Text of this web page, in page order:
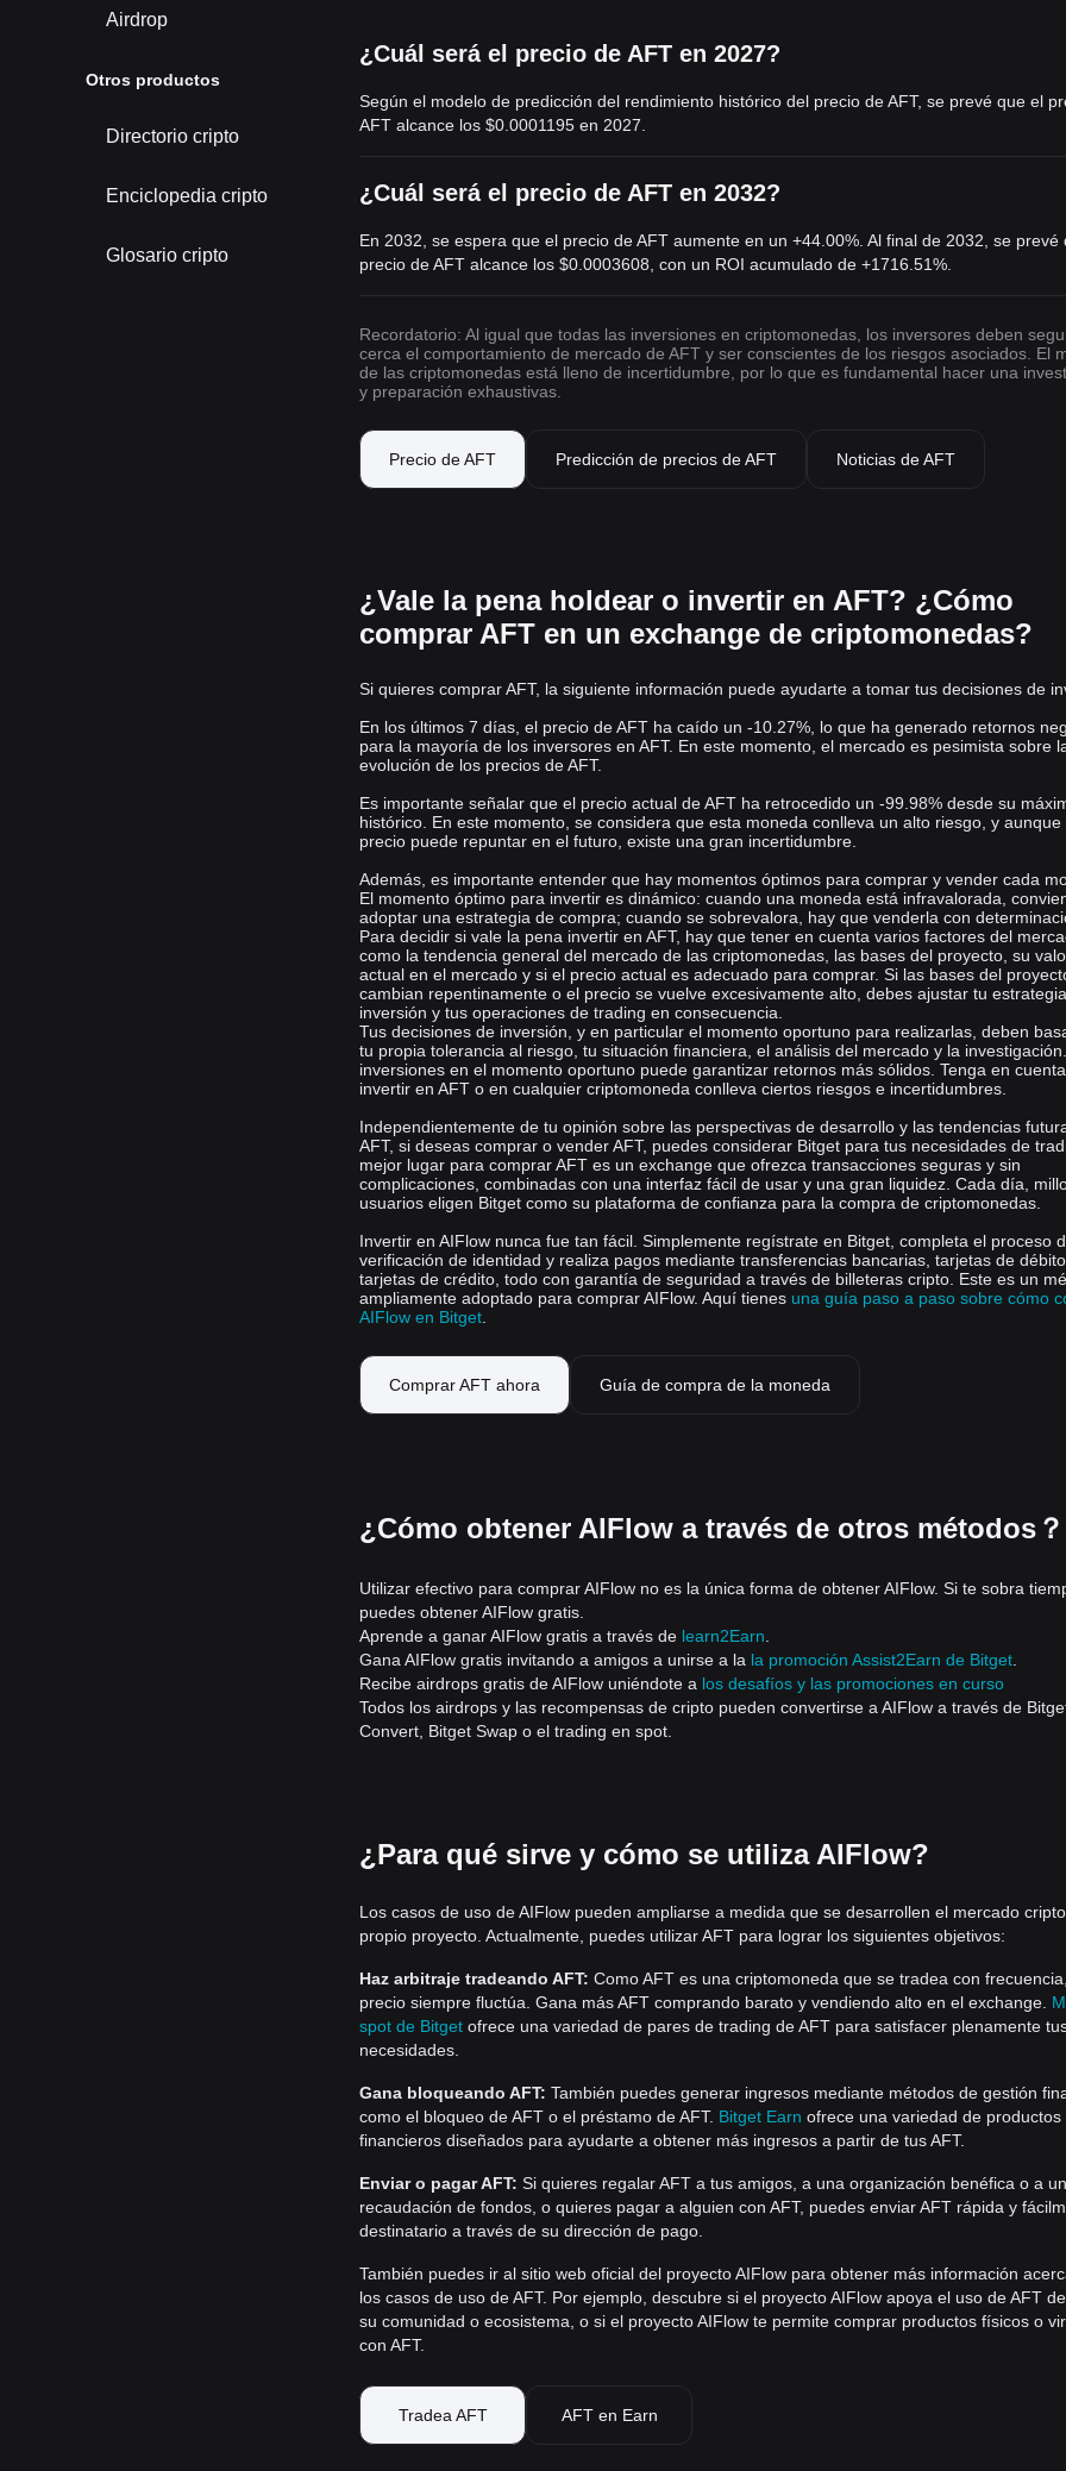
Airdrop
Otros productos
Directorio cripto
Enciclopedia cripto
Glosario cripto
¿Cuál será el precio de AFT en 2027?
Según el modelo de predicción del rendimiento histórico del precio de AFT, se prevé que el
AFT alcance los $0.0001195 en 2027.
¿Cuál será el precio de AFT en 2032?
En 2032, se espera que el precio de AFT aumente en un +44.00%. Al final de 2032, se prevé
precio de AFT alcance los $0.0003608 , con un ROI acumulado de +1716.51%.
Recordatorio: Al igual que todas las inversiones en criptomonedas, los inversores deben
cerca el comportamiento de mercado de AFT y ser conscientes de los riesgos asociados. El
de las criptomonedas está lleno de incertidumbre, por lo que es fundamental hacer una
y preparación exhaustivas.
Precio de AFT Predicción de precios de AFT Noticias de AFT
¿Vale la pena holdear o invertir en AFT? ¿Cómo
comprar AFT en un exchange de criptomonedas?
Si quieres comprar AFT, la siguiente información puede ayudarte a tomar tus decisiones de
En los últimos 7 días, el precio de AFT ha caído un -10.27%, lo que ha generado retornos
para la mayoría de los inversores en AFT. En este momento, el mercado es pesimista sobre
evolución de los precios de AFT.
Es importante señalar que el precio actual de AFT ha retrocedido un -99.98% desde su
histórico. En este momento, se considera que esta moneda conlleva un alto riesgo, y aunque
precio puede repuntar en el futuro, existe una gran incertidumbre.
Además, es importante entender que hay momentos óptimos para comprar y vender cada
El momento óptimo para invertir es dinámico: cuando una moneda está infravalorada,
adoptar una estrategia de compra; cuando se sobrevalora, hay que venderla con
Para decidir si vale la pena invertir en AFT, hay que tener en cuenta varios factores del
como la tendencia general del mercado de las criptomonedas, las bases del proyecto, su
actual en el mercado y si el precio actual es adecuado para comprar. Si las bases del
cambian repentinamente o el precio se vuelve excesivamente alto, debes ajustar tu
inversión y tus operaciones de trading en consecuencia.
Tus decisiones de inversión, y en particular el momento oportuno para realizarlas, deben
tu propia tolerancia al riesgo, tu situación financiera, el análisis del mercado y la
inversiones en el momento oportuno puede garantizar retornos más sólidos. Tenga en
invertir en AFT o en cualquier criptomoneda conlleva ciertos riesgos e incertidumbres.
Independientemente de tu opinión sobre las perspectivas de desarrollo y las tendencias
AFT, si deseas comprar o vender AFT, puedes considerar Bitget para tus necesidades de
mejor lugar para comprar AFT es un exchange que ofrezca transacciones seguras y sin
complicaciones, combinadas con una interfaz fácil de usar y una gran liquidez. Cada día,
usuarios eligen Bitget como su plataforma de confianza para la compra de criptomonedas.
Invertir en AIFlow nunca fue tan fácil. Simplemente regístrate en Bitget, completa el proceso
verificación de identidad y realiza pagos mediante transferencias bancarias, tarjetas de
tarjetas de crédito, todo con garantía de seguridad a través de billeteras cripto. Este es un
ampliamente adoptado para comprar AIFlow. Aquí tienes una guía paso a paso sobre cómo
AIFlow en Bitget
Comprar AFT ahora Guía de compra de la moneda
¿Cómo obtener AIFlow a través de otros métodos？
Utilizar efectivo para comprar AIFlow no es la única forma de obtener AIFlow. Si te sobra
puedes obtener AIFlow gratis.
Aprende a ganar AIFlow gratis a través de learn2Earn
Gana AIFlow gratis invitando a amigos a unirse a la la promoción Assist2Earn de Bitget
Recibe airdrops gratis de AIFlow uniéndote a los desafíos y las promociones en curso
Todos los airdrops y las recompensas de cripto pueden convertirse a AIFlow a través de
Convert, Bitget Swap o el trading en spot.
¿Para qué sirve y cómo se utiliza AIFlow?
Los casos de uso de AIFlow pueden ampliarse a medida que se desarrollen el mercado
propio proyecto. Actualmente, puedes utilizar AFT para lograr los siguientes objetivos:
Haz arbitraje tradeando AFT: Como AFT es una criptomoneda que se tradea con
precio siempre fluctúa. Gana más AFT comprando barato y vendiendo alto en el exchange.
spot de Bitget ofrece una variedad de pares de trading de AFT para satisfacer plenamente
necesidades.
Gana bloqueando AFT: También puedes generar ingresos mediante métodos de gestión
como el bloqueo de AFT o el préstamo de AFT. Bitget Earn ofrece una variedad de productos
financieros diseñados para ayudarte a obtener más ingresos a partir de tus AFT.
Enviar o pagar AFT: Si quieres regalar AFT a tus amigos, a una organización benéfica o a
recaudación de fondos, o quieres pagar a alguien con AFT, puedes enviar AFT rápida y
destinatario a través de su dirección de pago.
También puedes ir al sitio web oficial del proyecto AIFlow para obtener más información
los casos de uso de AFT. Por ejemplo, descubre si el proyecto AIFlow apoya el uso de AFT
su comunidad o ecosistema, o si el proyecto AIFlow te permite comprar productos físicos o
con AFT.
Tradea AFT AFT en Earn